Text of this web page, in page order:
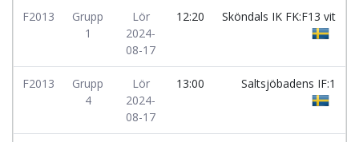
F2013
Grupp
1
Lör
2024-
08-17
12:20 Sköndals IK FK:F13 vit
F2013
Grupp
4
Lör
2024-
08-17
13:00 Saltsjöbadens IF:1